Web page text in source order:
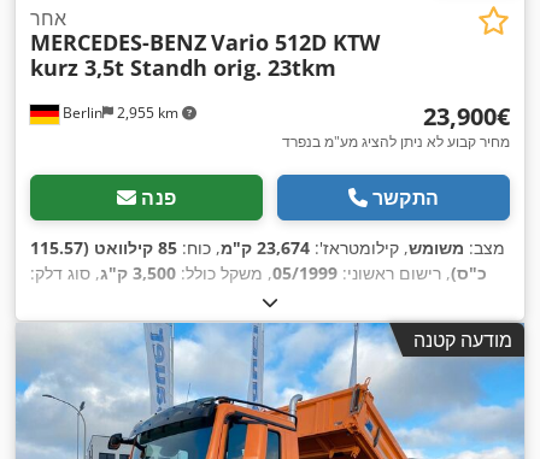
Berlin 2,955 km
אחר
MERCEDES-BENZVario 512D KTW
kurz 3,5t Standh orig. 23tkm
‏23,900 ‏€
מחיר קבוע לא ניתן להציג מע"מ בנפרד
פנה התקשר
מצב: משומש, קילומטראז': 23,674 ק"מ , כוח:
85 קילוואט (115.57
כ"ס), רישום ראשוני: 05/1999, משקל כולל: 3,500 ק"ג
, סוג דלק:
בז', סוג תמסורת:
הטעינה:1,860 מ"מ , אורך אזור הטעינה:3,160 מ"מ
, גובה תא
המטען:1,920 מ"מ , שנת ייצור:1999 , אורך כולל:5,550 מ"מ
, רוחב
, גובה כולל: 2,950 מ"מ , מספר מושבים:
, ציוד:
חימום חניה, מערכת בלימה למניעת נעילה (ABS)
מודעה קטנה